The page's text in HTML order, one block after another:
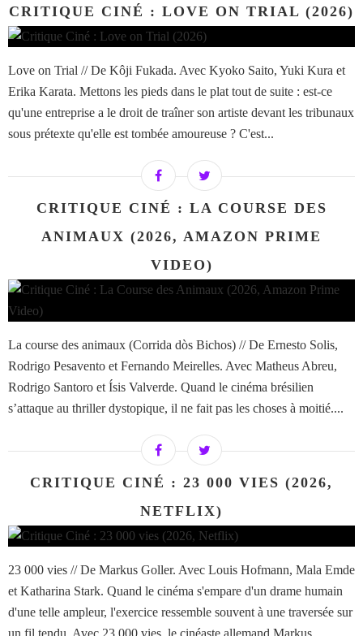
CRITIQUE CINÉ : LOVE ON TRIAL (2026)
Love on Trial // De Kôji Fukada. Avec Kyoko Saito, Yuki Kura et
Erika Karata. Mettons les pieds dans le plat tout de suite : est-ce
qu'une entreprise a le droit de traîner son artiste devant les tribunaux
sous prétexte qu'elle est tombée amoureuse ? C'est...
CRITIQUE CINÉ : LA COURSE DES
ANIMAUX (2026, AMAZON PRIME
VIDEO)
La course des animaux (Corrida dòs Bichos) // De Ernesto Solis,
Rodrigo Pesavento et Fernando Meirelles. Avec Matheus Abreu,
Rodrigo Santoro et Ísis Valverde. Quand le cinéma brésilien
s’attaque au thriller dystopique, il ne fait pas les choses à moitié....
CRITIQUE CINÉ : 23 000 VIES (2026,
NETFLIX)
23 000 vies // De Markus Goller. Avec Louis Hofmann, Mala Emde
et Katharina Stark. Quand le cinéma s'empare d'un drame humain
d'une telle ampleur, l'exercice ressemble souvent à une traversée sur